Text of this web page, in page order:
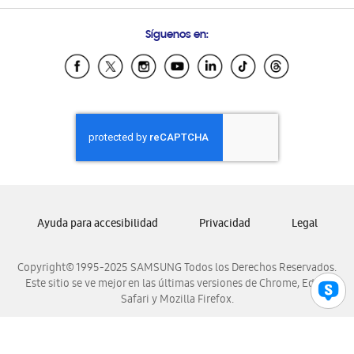
Samsung Ecuador
Samsung El Salvador
Samsung Honduras
Samsung Nicaragua
Samsung Panamá
Samsung Venezuela
Síguenos en:
Copyright© 1995-2025 SAMSUNG Todos los Derechos Reservados.
Este sitio se ve mejor en las últimas versiones de Chrome, Edge,
Safari y Mozilla Firefox.
Ayuda para accesibilidad Privacidad Legal